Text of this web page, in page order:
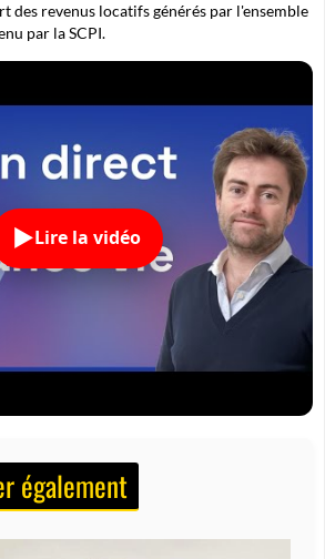
des revenus locatifs générés par l'ensemble
par la SCPI.
Lire la vidéo
également